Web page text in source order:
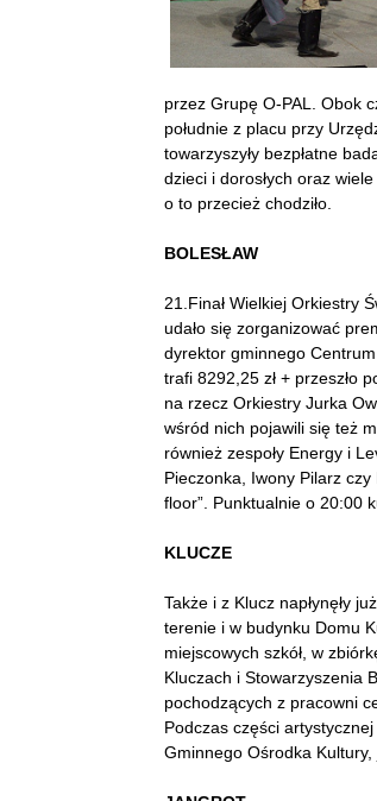
przez Grupę O-PAL. Obok
południe z placu przy
towarzyszyły bezpłatne
dzieci i dorosłych oraz
o to przecież chodziło.
BOLESŁAW
21.Finał Wielkiej Orkiestry
udało się zorganizować
dyrektor gminnego
trafi 8292,25 zł + przeszło
na rzecz Orkiestry Jurka
wśród nich pojawili się też
również zespoły Energy i
Pieczonka, Iwony Pilarz czy
floor”. Punktualnie o 20:00
KLUCZE
Także i z Klucz napłynęły
terenie i w budynku Domu
miejscowych szkół, w
Kluczach i Stowarzyszenia
pochodzących z pracowni
Podczas części
Gminnego Ośrodka